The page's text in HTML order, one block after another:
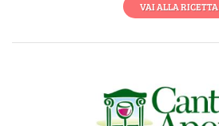
VAI ALLA RICETTA